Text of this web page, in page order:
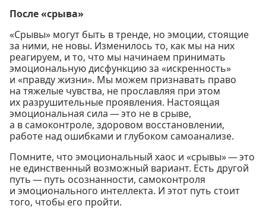
После «срыва»
«Срывы» могут быть в тренде, но эмоции, стоящие
за ними, не новы. Изменилось то, как мы на них
реагируем, и то, что мы начинаем принимать
эмоциональную дисфункцию за «искренность»
и «правду жизни». Мы можем признавать право
на тяжелые чувства, не прославляя при этом
их разрушительные проявления. Настоящая
эмоциональная сила — это не в срыве,
а в самоконтроле, здоровом восстановлении,
работе над ошибками и глубоком самоанализе.
Помните, что эмоциональный хаос и «срывы» — это
не единственный возможный вариант. Есть другой
путь — путь осознанности, самоконтроля
и эмоционального интеллекта. И этот путь стоит
того, чтобы его пройти.